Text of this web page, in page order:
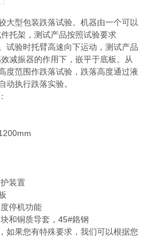
大型包装跌落试验。机器由一个可以
托架，测试产品按照试验要求
试验时托臂高速向下运动，测试产品
减振器的作用下，嵌平于底板。从
度范围作跌落试验，跌落高度通过液
动执行跌落实验。
装置
停机功能
和铜质导套，45#鉻钢
如果您有特殊要求，我们可以根据您